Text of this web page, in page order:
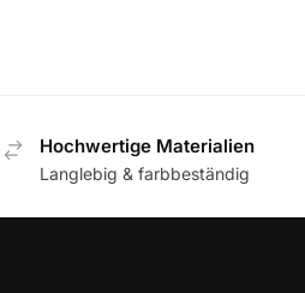
Hochwertige Materialien
Langlebig & farbbeständig